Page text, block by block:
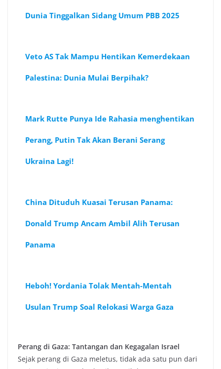
Dunia Tinggalkan Sidang Umum PBB 2025
Veto AS Tak Mampu Hentikan Kemerdekaan
Palestina: Dunia Mulai Berpihak?
Mark Rutte Punya Ide Rahasia menghentikan
Perang, Putin Tak Akan Berani Serang
Ukraina Lagi!
China Dituduh Kuasai Terusan Panama:
Donald Trump Ancam Ambil Alih Terusan
Panama
Heboh! Yordania Tolak Mentah-Mentah
Usulan Trump Soal Relokasi Warga Gaza
Perang di Gaza: Tantangan dan Kegagalan Israel
Sejak perang di Gaza meletus, tidak ada satu pun dari